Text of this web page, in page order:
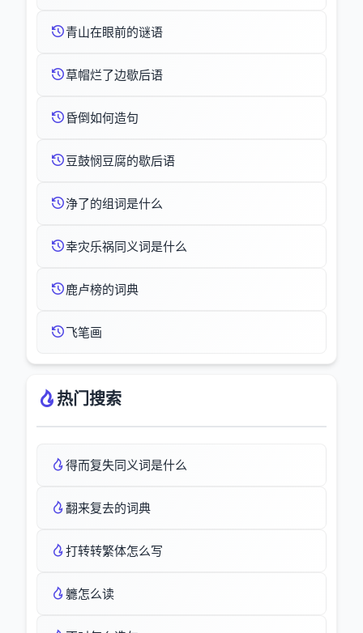
青山在眼前的谜语
草帽烂了边歇后语
昏倒如何造句
豆鼓悯豆腐的歇后语
浄了的组词是什么
幸灾乐祸同义词是什么
鹿卢榜的词典
飞笔画
热门搜索
得而复失同义词是什么
翻来复去的词典
打转转繁体怎么写
軈怎么读